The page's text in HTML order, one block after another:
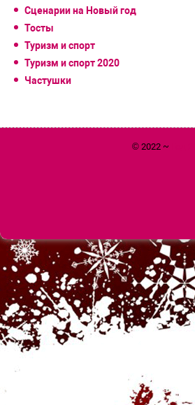
Сценарии на Новый год
Тосты
Туризм и спорт
Туризм и спорт 2020
Частушки
© 2022 ~